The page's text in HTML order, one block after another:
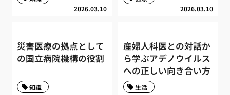
2026.03.10 2026.03.10
災害医療の拠点として
の国立病院機構の役割
知識
産婦人科医との対話か
ら学ぶアデノウイルス
への正しい向き合い方
生活